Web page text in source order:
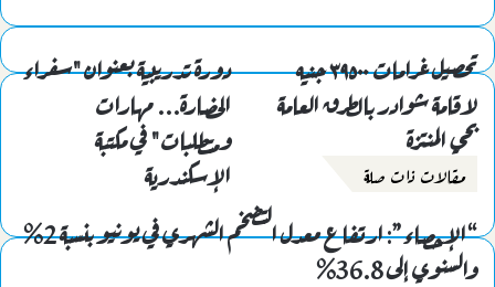
تحصيل غرامات ٣٩٥٠٠ جنيه
لاقامة شوادر بالطرق العامة
بحي المنتزة
دورة تدريبية بعنوان "سفراء
الحضارة... مهارات
ومتطلبات" في مكتبة
الإسكندرية
مقالات ذات صلة
“الإحصاء”: ارتفاع معدل التضخم الشهري في يونيو بنسبة 2%
والسنوي إلى 36.8%